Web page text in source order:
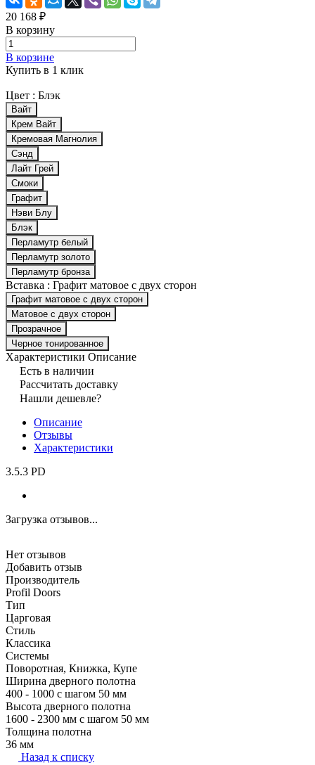
20 168 ₽
В корзину
В корзине
Купить в 1 клик
Цвет : Блэк
Вайт
Крем Вайт
Кремовая Магнолия
Сэнд
Лайт Грей
Смоки
Графит
Нэви Блу
Блэк
Перламутр белый
Перламутр золото
Перламутр бронза
Вставка : Графит матовое с двух сторон
Графит матовое с двух сторон
Матовое с двух сторон
Прозрачное
Черное тонированное
Характеристики Описание
Есть в наличии
Рассчитать доставку
Нашли дешевле?
Описание
Отзывы
Характеристики
3.5.3 PD
Загрузка отзывов...
Нет отзывов
Добавить отзыв
Производитель
Profil Doors
Тип
Царговая
Стиль
Классика
Системы
Поворотная, Книжка, Купе
Ширина дверного полотна
400 - 1000 с шагом 50 мм
Высота дверного полотна
1600 - 2300 мм с шагом 50 мм
Толщина полотна
36 мм
Назад к списку